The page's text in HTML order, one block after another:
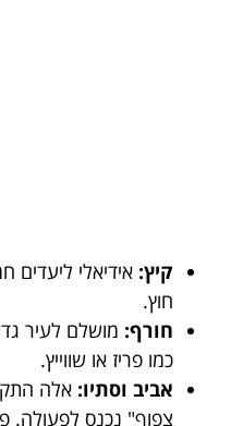
קיץ: אידיאלי ליעדים
חוץ.
חורף: מושלם לעיר
כמו פריז או שווייץ.
אביב וסתיו: אלה
צפוף" נכנס לפעולה.